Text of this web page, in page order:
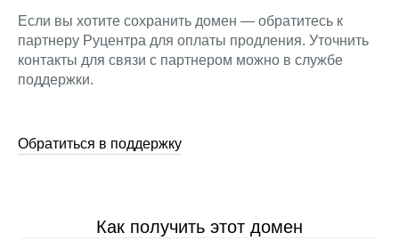
Если вы хотите сохранить домен — обратитесь к
партнеру Руцентра для оплаты продления. Уточнить
контакты для связи с партнером можно в службе
поддержки.
Обратиться в поддержку
Как получить этот домен